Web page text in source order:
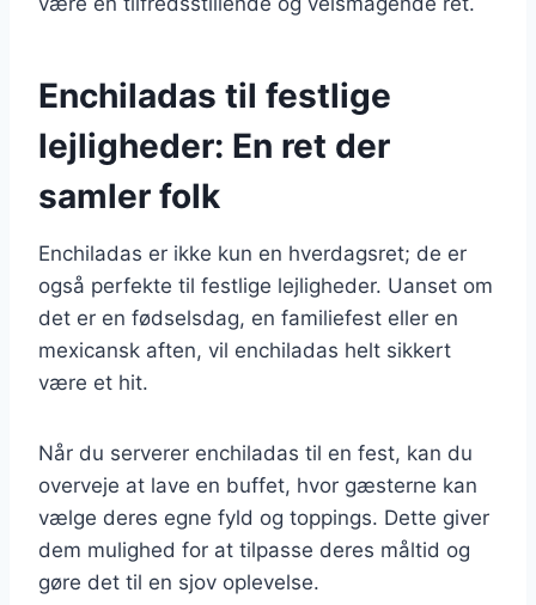
Enchiladas til festlige
lejligheder: En ret der
samler folk
Enchiladas er ikke kun en hverdagsret; de er
også perfekte til festlige lejligheder. Uanset om
det er en fødselsdag, en familiefest eller en
mexicansk aften, vil enchiladas helt sikkert
være et hit.
Når du serverer enchiladas til en fest, kan du
overveje at lave en buffet, hvor gæsterne kan
vælge deres egne fyld og toppings. Dette giver
dem mulighed for at tilpasse deres måltid og
gøre det til en sjov oplevelse.